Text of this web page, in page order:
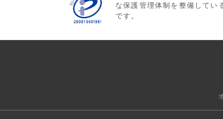
な保護管理体制を整備してい
です。